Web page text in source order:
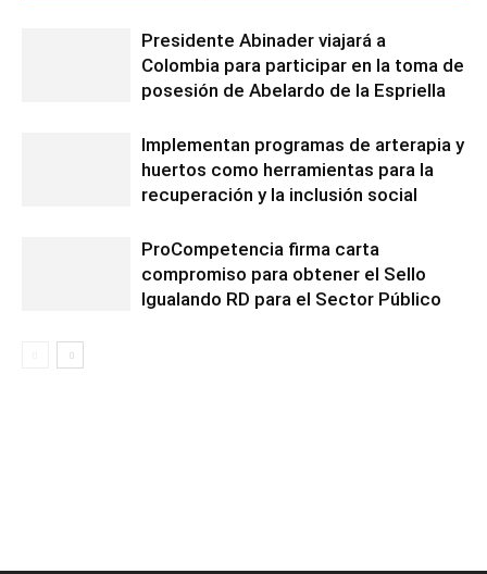
Presidente Abinader viajará a
Colombia para participar en la toma de
posesión de Abelardo de la Espriella
Implementan programas de arterapia y
huertos como herramientas para la
recuperación y la inclusión social
ProCompetencia firma carta
compromiso para obtener el Sello
Igualando RD para el Sector Público